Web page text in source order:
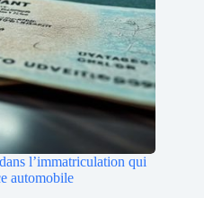
l’immatriculation qui
automobile